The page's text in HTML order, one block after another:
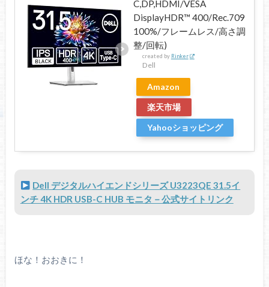
C,DP,HDMI/VESA
DisplayHDR™ 400/Rec.709
100%/フレームレス/高さ調
整/回転)
created by Rinker
Dell
Amazon
楽天市場
Yahooショッピング
Dell デジタルハイエンドシリーズ U3223QE 31.5イ
ンチ 4K HDR USB-C HUB モニタ－公式サイトリンク
ほな！おおきに！